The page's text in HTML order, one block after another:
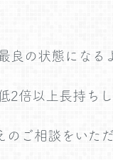
の状態になる
倍以上長持ちし
ご相談をいただ